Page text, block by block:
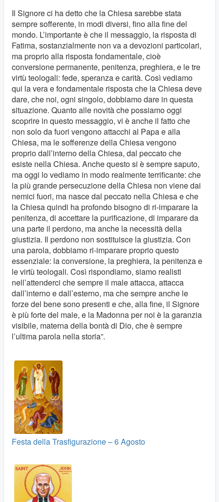
Il Signore ci ha detto che la Chiesa sarebbe stata
sempre sofferente, in modi diversi, fino alla fine del
mondo. L’importante è che il messaggio, la risposta di
Fatima, sostanzialmente non va a devozioni particolari,
ma proprio alla risposta fondamentale, cioè
conversione permanente, penitenza, preghiera, e le tre
virtù teologali: fede, speranza e carità. Così vediamo
qui la vera e fondamentale risposta che la Chiesa deve
dare, che noi, ogni singolo, dobbiamo dare in questa
situazione. Quanto alle novità che possiamo oggi
scoprire in questo messaggio, vi è anche il fatto che
non solo da fuori vengono attacchi al Papa e alla
Chiesa, ma le sofferenze della Chiesa vengono
proprio dall’interno della Chiesa, dal peccato che
esiste nella Chiesa. Anche questo si è sempre saputo,
ma oggi lo vediamo in modo realmente terrificante: che
la più grande persecuzione della Chiesa non viene dai
nemici fuori, ma nasce dal peccato nella Chiesa e che
la Chiesa quindi ha profondo bisogno di ri-imparare la
penitenza, di accettare la purificazione, di imparare da
una parte il perdono, ma anche la necessità della
giustizia. Il perdono non sostituisce la giustizia. Con
una parola, dobbiamo ri-imparare proprio questo
essenziale: la conversione, la preghiera, la penitenza e
le virtù teologali. Così rispondiamo, siamo realisti
nell’attenderci che sempre il male attacca, attacca
dall’interno e dall’esterno, ma che sempre anche le
forze del bene sono presenti e che, alla fine, il Signore
è più forte del male, e la Madonna per noi è la garanzia
visibile, materna della bontà di Dio, che è sempre
l’ultima parola nella storia”.
Festa della Trasfigurazione – 6 Agosto